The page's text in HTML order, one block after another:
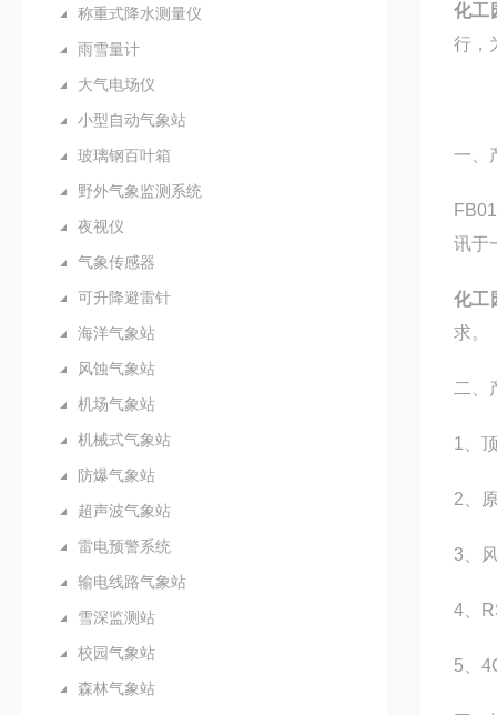
称重式降水测量仪
雨雪量计
大气电场仪
小型自动气象站
玻璃钢百叶箱
野外气象监测系统
夜视仪
气象传感器
可升降避雷针
海洋气象站
风蚀气象站
机场气象站
机械式气象站
防爆气象站
超声波气象站
雷电预警系统
输电线路气象站
雪深监测站
校园气象站
森林气象站
化工
行，
一、
讯于
化工
求。
二、
1、
2、
3、
4、
5、